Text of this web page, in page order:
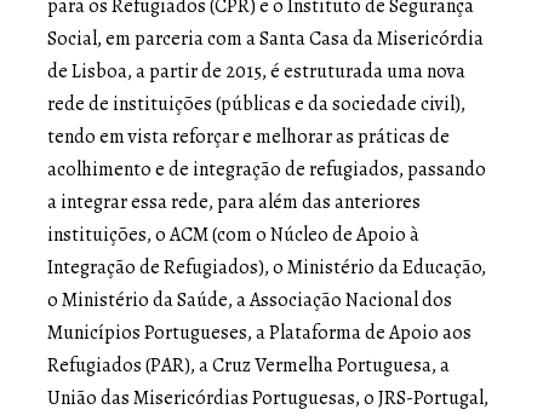
para os Refugiados (CPR) e o Instituto de Segurança
Social, em parceria com a Santa Casa da Misericórdia
de Lisboa, a partir de 2015, é estruturada uma nova
rede de instituições (públicas e da sociedade civil),
tendo em vista reforçar e melhorar as práticas de
acolhimento e de integração de refugiados, passando
a integrar essa rede, para além das anteriores
instituições, o ACM (com o Núcleo de Apoio à
Integração de Refugiados), o Ministério da Educação,
o Ministério da Saúde, a Associação Nacional dos
Municípios Portugueses, a Plataforma de Apoio aos
Refugiados (PAR), a Cruz Vermelha Portuguesa, a
União das Misericórdias Portuguesas, o JRS-Portugal,